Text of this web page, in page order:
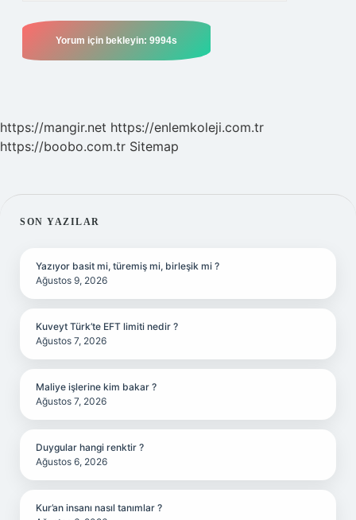
https://mangir.net https://enlemkoleji.com.tr
https://boobo.com.tr Sitemap
SIDEBAR
SON YAZILAR
Yazıyor basit mi, türemiş mi, birleşik mi ?
Ağustos 9, 2026
Kuveyt Türk’te EFT limiti nedir ?
Ağustos 7, 2026
Maliye işlerine kim bakar ?
Ağustos 7, 2026
Duygular hangi renktir ?
Ağustos 6, 2026
Kur’an insanı nasıl tanımlar ?